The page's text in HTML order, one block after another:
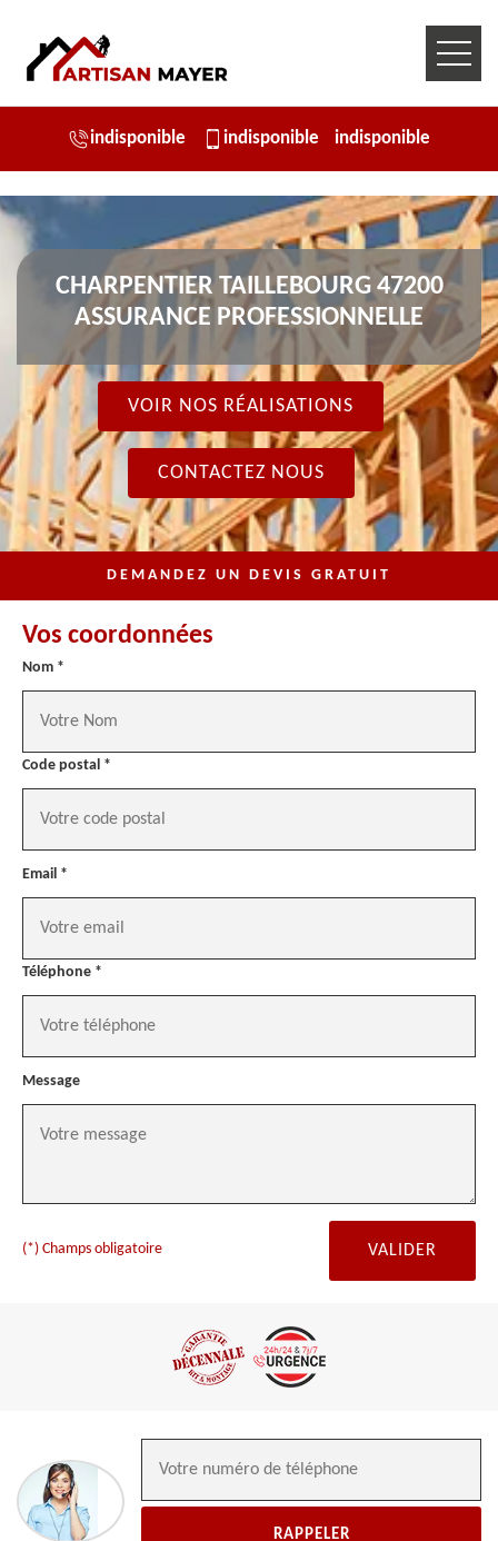
indisponible indisponible indisponible
CHARPENTIER TAILLEBOURG 47200
ASSURANCE PROFESSIONNELLE
VOIR NOS RÉALISATIONS
CONTACTEZ NOUS
DEMANDEZ UN DEVIS GRATUIT
Vos coordonnées
Nom *
Code postal *
Email *
Téléphone *
Message
(*) Champs obligatoire